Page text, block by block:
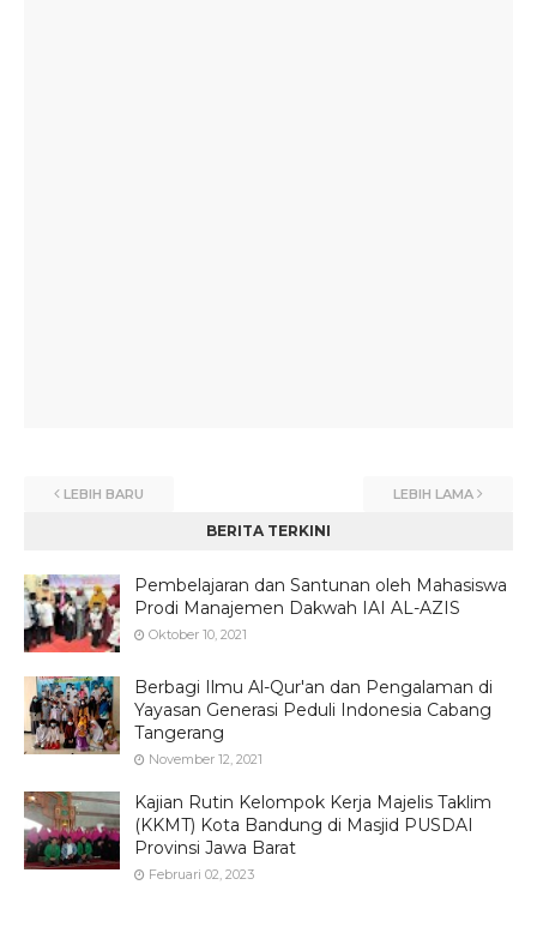
LEBIH BARU LEBIH LAMA
BERITA TERKINI
Pembelajaran dan Santunan oleh Mahasiswa
Prodi Manajemen Dakwah IAI AL-AZIS
Oktober 10, 2021
Berbagi Ilmu Al-Qur'an dan Pengalaman di
Yayasan Generasi Peduli Indonesia Cabang
Tangerang
November 12, 2021
Kajian Rutin Kelompok Kerja Majelis Taklim
(KKMT) Kota Bandung di Masjid PUSDAI
Provinsi Jawa Barat
Februari 02, 2023